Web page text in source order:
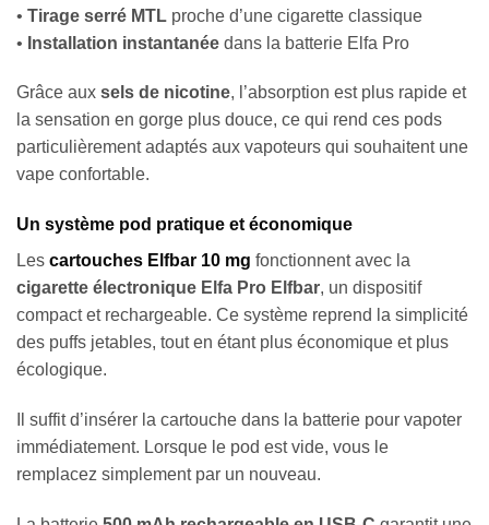
• Tirage serré MTL proche d’une cigarette classique
• Installation instantanée dans la batterie Elfa Pro
Grâce aux sels de nicotine, l’absorption est plus rapide et
la sensation en gorge plus douce, ce qui rend ces pods
particulièrement adaptés aux vapoteurs qui souhaitent une
vape confortable.
Un système pod pratique et économique
Les cartouches Elfbar 10 mg fonctionnent avec la
cigarette électronique Elfa Pro Elfbar, un dispositif
compact et rechargeable. Ce système reprend la simplicité
des puffs jetables, tout en étant plus économique et plus
écologique.
Il suffit d’insérer la cartouche dans la batterie pour vapoter
immédiatement. Lorsque le pod est vide, vous le
remplacez simplement par un nouveau.